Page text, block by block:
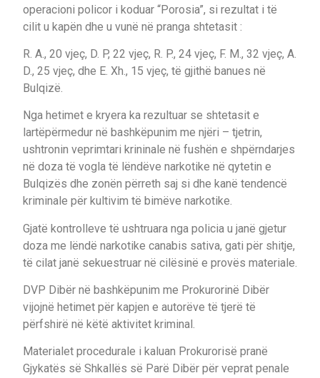
operacioni policor i koduar “Porosia”, si rezultat i të
cilit u kapën dhe u vunë në pranga shtetasit :
R. A., 20 vjeç, D. P, 22 vjeç, R. P., 24 vjeç, F. M., 32 vjeç, A.
D., 25 vjeç, dhe E. Xh., 15 vjeç, të gjithë banues në
Bulqizë.
Nga hetimet e kryera ka rezultuar se shtetasit e
lartëpërmedur në bashkëpunim me njëri – tjetrin,
ushtronin veprimtari krininale në fushën e shpërndarjes
në doza të vogla të lëndëve narkotike në qytetin e
Bulqizës dhe zonën përreth saj si dhe kanë tendencë
kriminale për kultivim të bimëve narkotike.
Gjatë kontrolleve të ushtruara nga policia u janë gjetur
doza me lëndë narkotike canabis sativa, gati për shitje,
të cilat janë sekuestruar në cilësinë e provës materiale.
DVP Dibër në bashkëpunim me Prokurorinë Dibër
vijojnë hetimet për kapjen e autorëve të tjerë të
përfshirë në këtë aktivitet kriminal.
Materialet procedurale i kaluan Prokurorisë pranë
Gjykatës së Shkallës së Parë Dibër për veprat penale